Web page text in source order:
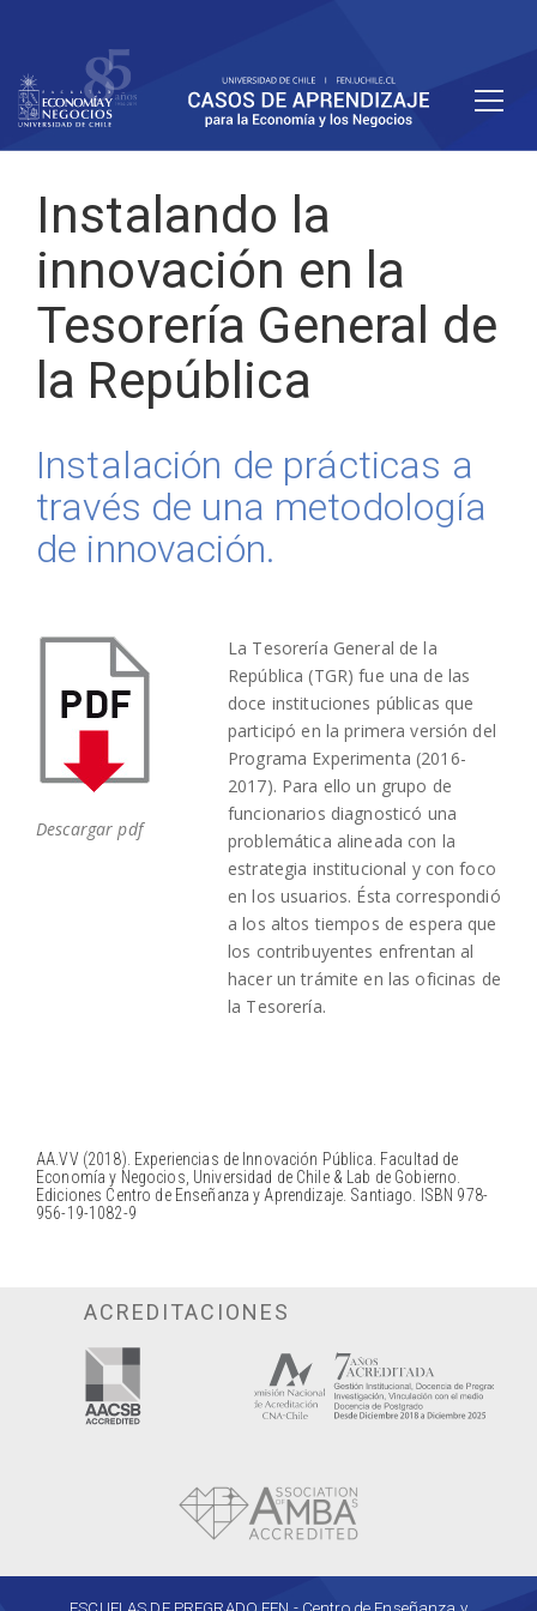
Instalando la
innovación en la
Tesorería General de
la República
Instalación de prácticas a
través de una metodología
de innovación.
Descargar pdf
La Tesorería General de la
República (TGR) fue una de las
doce instituciones públicas que
participó en la primera versión del
Programa Experimenta (2016-
2017). Para ello un grupo de
funcionarios diagnosticó una
problemática alineada con la
estrategia institucional y con foco
en los usuarios. Ésta correspondió
a los altos tiempos de espera que
los contribuyentes enfrentan al
hacer un trámite en las oficinas de
la Tesorería.
AA.VV (2018). Experiencias de Innovación Pública. Facultad de
Economía y Negocios, Universidad de Chile & Lab de Gobierno.
Ediciones Centro de Enseñanza y Aprendizaje. Santiago. ISBN 978-
956-19-1082-9
ACREDITACIONES